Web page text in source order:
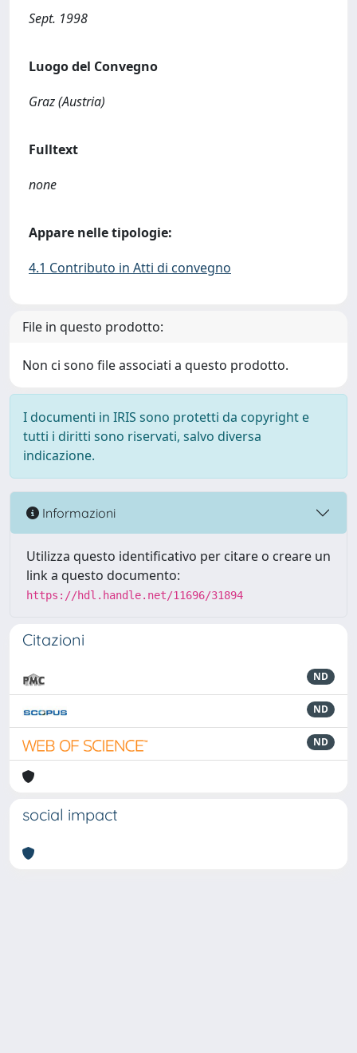
Sept. 1998
Luogo del Convegno
Graz (Austria)
Fulltext
none
Appare nelle tipologie:
4.1 Contributo in Atti di convegno
File in questo prodotto:
Non ci sono file associati a questo prodotto.
I documenti in IRIS sono protetti da copyright e
tutti i diritti sono riservati, salvo diversa
indicazione.
Informazioni
Utilizza questo identificativo per citare o creare un
link a questo documento:
https://hdl.handle.net/11696/31894
Citazioni
ND
ND
ND
social impact